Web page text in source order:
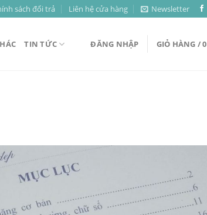
sách đổi trả Liên hệ cửa hàng Newsletter
TIN TỨC ĐĂNG NHẬP GIỎ HÀNG /0